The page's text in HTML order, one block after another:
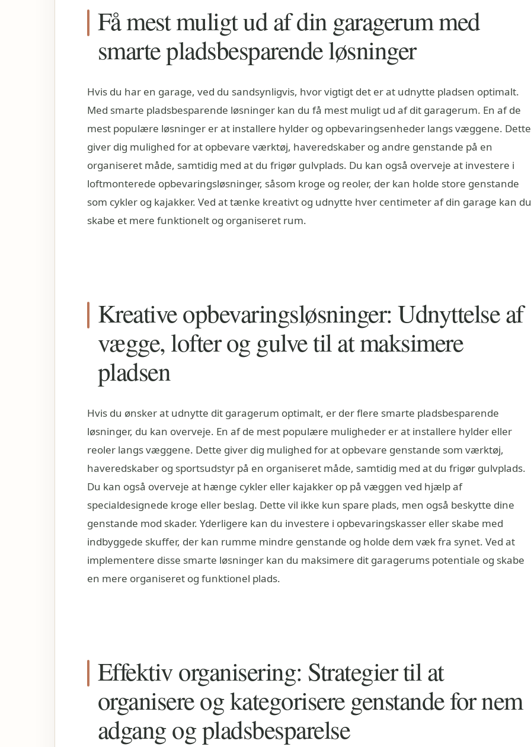
Få mest muligt ud af din garagerum med
smarte pladsbesparende løsninger
Hvis du har en garage, ved du sandsynligvis, hvor vigtigt det er at udnytte pladsen optimalt.
Med smarte pladsbesparende løsninger kan du få mest muligt ud af dit garagerum. En af de
mest populære løsninger er at installere hylder og opbevaringsenheder langs væggene. Dette
giver dig mulighed for at opbevare værktøj, haveredskaber og andre genstande på en
organiseret måde, samtidig med at du frigør gulvplads. Du kan også overveje at investere i
loftmonterede opbevaringsløsninger, såsom kroge og reoler, der kan holde store genstande
som cykler og kajakker. Ved at tænke kreativt og udnytte hver centimeter af din garage kan du
skabe et mere funktionelt og organiseret rum.
Kreative opbevaringsløsninger: Udnyttelse af
vægge, lofter og gulve til at maksimere
pladsen
Hvis du ønsker at udnytte dit garagerum optimalt, er der flere smarte pladsbesparende
løsninger, du kan overveje. En af de mest populære muligheder er at installere hylder eller
reoler langs væggene. Dette giver dig mulighed for at opbevare genstande som værktøj,
haveredskaber og sportsudstyr på en organiseret måde, samtidig med at du frigør gulvplads.
Du kan også overveje at hænge cykler eller kajakker op på væggen ved hjælp af
specialdesignede kroge eller beslag. Dette vil ikke kun spare plads, men også beskytte dine
genstande mod skader. Yderligere kan du investere i opbevaringskasser eller skabe med
indbyggede skuffer, der kan rumme mindre genstande og holde dem væk fra synet. Ved at
implementere disse smarte løsninger kan du maksimere dit garagerums potentiale og skabe
en mere organiseret og funktionel plads.
Effektiv organisering: Strategier til at
organisere og kategorisere genstande for nem
adgang og pladsbesparelse